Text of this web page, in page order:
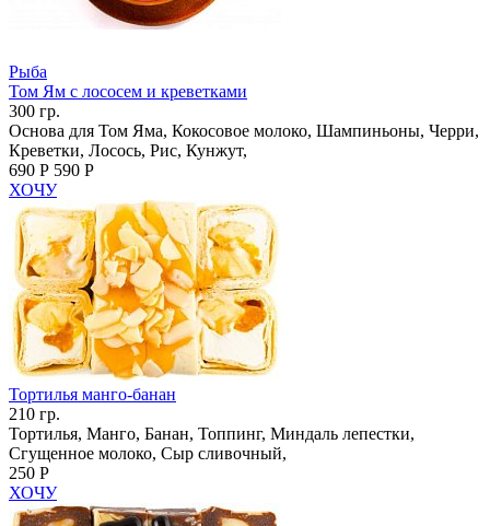
Рыба
Том Ям с лососем и креветками
300 гр.
Основа для Том Яма, Кокосовое молоко, Шампиньоны, Черри,
Креветки, Лосось, Рис, Кунжут,
690 Р 590 Р
ХОЧУ
Тортилья манго-банан
210 гр.
Тортилья, Манго, Банан, Топпинг, Миндаль лепестки,
Сгущенное молоко, Сыр сливочный,
250 Р
ХОЧУ